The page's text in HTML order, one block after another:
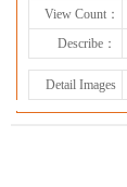
View Count：
Describe：
Detail Images